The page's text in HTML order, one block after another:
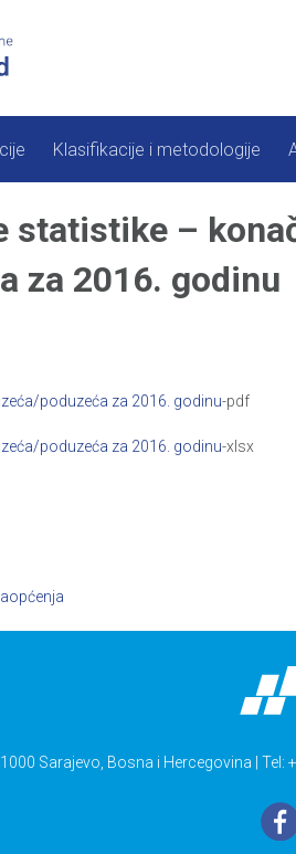
Klasifikacije i metodologije
statistike –
za 2016. godinu
poduzeća za 2016. godinu-pdf
poduzeća za 2016. godinu-xlsx
Sarajevo, Bosna i Hercegovina | Tel: